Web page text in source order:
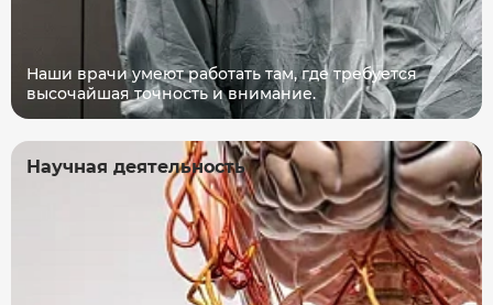
Наши врачи умеют работать там, где требуется
высочайшая точность и внимание.
Научная деятельность